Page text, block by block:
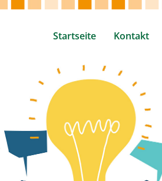
Startseite Kontakt